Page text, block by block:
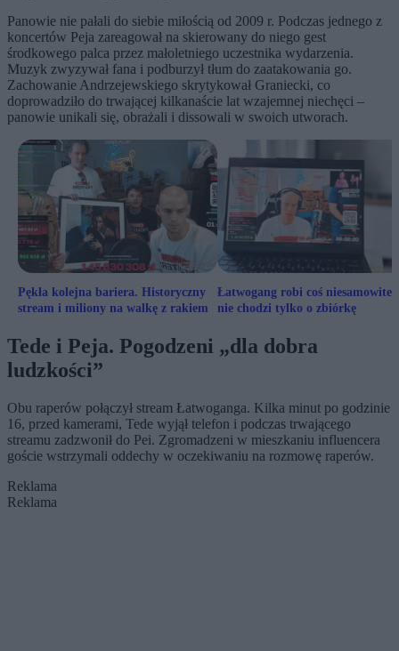
Panowie nie pałali do siebie miłością od 2009 r. Podczas jednego z
koncertów Peja zareagował na skierowany do niego gest
środkowego palca przez małoletniego uczestnika wydarzenia.
Muzyk zwyzywał fana i podburzył tłum do zaatakowania go.
Zachowanie Andrzejewskiego skrytykował Graniecki, co
doprowadziło do trwającej kilkanaście lat wzajemnej niechęci –
panowie unikali się, obrażali i dissowali w swoich utworach.
Pękła kolejna bariera. Historyczny
stream i miliony na walkę z rakiem
Łatwogang robi coś
nie chodzi tylko o zbiórkę
Tede i Peja. Pogodzeni „dla dobra
ludzkości”
Obu raperów połączył stream Łatwoganga. Kilka minut po godzinie
16, przed kamerami, Tede wyjął telefon i podczas trwającego
streamu zadzwonił do Pei. Zgromadzeni w mieszkaniu influencera
goście wstrzymali oddechy w oczekiwaniu na rozmowę raperów.
Reklama
Reklama